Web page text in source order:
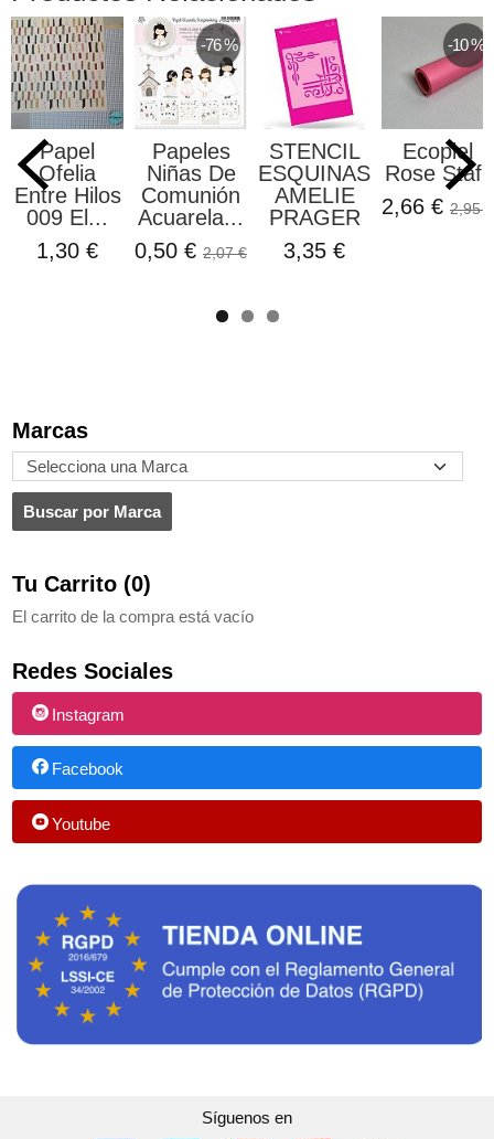
Marcas
Tu Carrito (0)
El carrito de la compra está vacío
Redes Sociales
Instagram
Facebook
Youtube
Papel
Ofelia
Entre Hilos
009 El...
1,30 €
-76 %
Papeles
Niñas De
Comunión
Acuarela...
0,50 € 2,07 €
STENCIL
ESQUINAS
AMELIE
PRAGER
3,35 €
-10 %
Ecopiel
Rose Stafil
2,66 € 2,95 €
Síguenos en